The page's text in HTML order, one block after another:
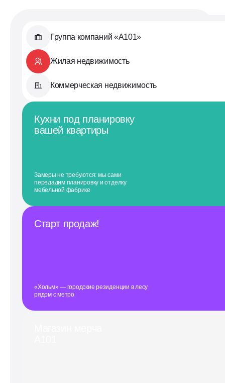
Группа компаний «А101»
Жилая недвижимость
Коммерческая недвижимость
Кухни под планировку
вашей квартиры
Замеры не требуются: мы сами
передадим планировку и отделку
мебельной фабрике
Старт продаж!
«Хольм» — городские резиденции в лесу
рядом с метро